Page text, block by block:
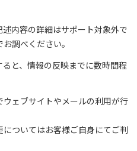
内容の詳細はサポート対象外で
調べください。
と、情報の反映までに数時間程
ェブサイトやメールの利用が行
ついてはお客様ご自身にてご判